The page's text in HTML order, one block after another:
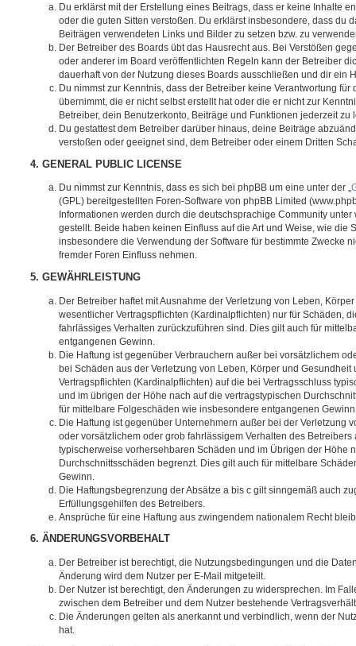
Du erklärst mit der Erstellung eines Beitrags, dass er keine Inhalte
oder die guten Sitten verstoßen. Du erklärst insbesondere, dass du
Beiträgen verwendeten Links und Bilder zu setzen bzw. zu
Der Betreiber des Boards übt das Hausrecht aus. Bei Verstößen
oder anderer im Board veröffentlichten Regeln kann der Betreiber
dauerhaft von der Nutzung dieses Boards ausschließen und dir ein
Du nimmst zur Kenntnis, dass der Betreiber keine Verantwortung für
übernimmt, die er nicht selbst erstellt hat oder die er nicht zur
Betreiber, dein Benutzerkonto, Beiträge und Funktionen jederzeit zu
Du gestattest dem Betreiber darüber hinaus, deine Beiträge
verstoßen oder geeignet sind, dem Betreiber oder einem Dritten
4. GENERAL PUBLIC LICENSE
Du nimmst zur Kenntnis, dass es sich bei phpBB um eine unter der „
(GPL) bereitgestellten Foren-Software von phpBB Limited
Informationen werden durch die deutschsprachige Community
gestellt. Beide haben keinen Einfluss auf die Art und Weise, wie die
insbesondere die Verwendung der Software für bestimmte Zwecke
fremder Foren Einfluss nehmen.
5. GEWÄHRLEISTUNG
Der Betreiber haftet mit Ausnahme der Verletzung von Leben,
wesentlicher Vertragspflichten (Kardinalpflichten) nur für Schäden,
fahrlässiges Verhalten zurückzuführen sind. Dies gilt auch für
entgangenen Gewinn.
Die Haftung ist gegenüber Verbrauchern außer bei vorsätzlichem
bei Schäden aus der Verletzung von Leben, Körper und
Vertragspflichten (Kardinalpflichten) auf die bei Vertragsschluss
und im übrigen der Höhe nach auf die vertragstypischen
für mittelbare Folgeschäden wie insbesondere entgangenen
Die Haftung ist gegenüber Unternehmern außer bei der Verletzung
oder vorsätzlichem oder grob fahrlässigem Verhalten des Betreibers
typischerweise vorhersehbaren Schäden und im Übrigen der Höhe
Durchschnittsschäden begrenzt. Dies gilt auch für mittelbare
Gewinn.
Die Haftungsbegrenzung der Absätze a bis c gilt sinngemäß auch
Erfüllungsgehilfen des Betreibers.
Ansprüche für eine Haftung aus zwingendem nationalem Recht
6. ÄNDERUNGSVORBEHALT
Der Betreiber ist berechtigt, die Nutzungsbedingungen und die
Änderung wird dem Nutzer per E-Mail mitgeteilt.
Der Nutzer ist berechtigt, den Änderungen zu widersprechen. Im
zwischen dem Betreiber und dem Nutzer bestehende
Die Änderungen gelten als anerkannt und verbindlich, wenn der
hat.